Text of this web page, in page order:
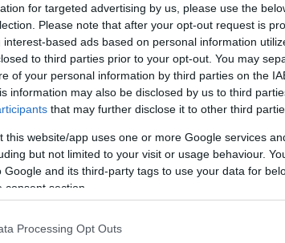
for targeted advertising by us, please use the
Please note that after your opt-out request is
interest-based ads based on personal information
to third parties prior to your opt-out. You may
of your personal information by third parties on the
information may also be disclosed by us to third
that may further disclose it to other third
this website/app uses one or more Google services
but not limited to your visit or usage behaviour.
Google and its third-party tags to use your data for
consent section.
Processing Opt Outs